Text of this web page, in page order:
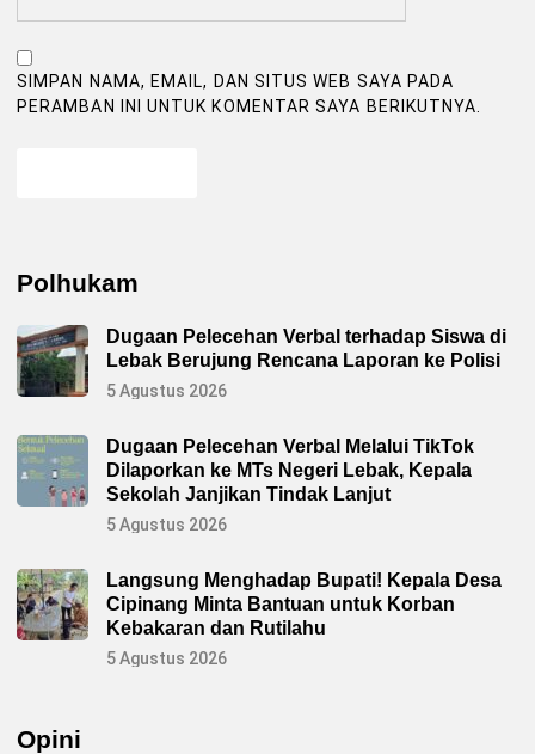
SIMPAN NAMA, EMAIL, DAN SITUS WEB SAYA PADA
PERAMBAN INI UNTUK KOMENTAR SAYA BERIKUTNYA.
Polhukam
Dugaan Pelecehan Verbal terhadap Siswa di
Lebak Berujung Rencana Laporan ke Polisi
5 Agustus 2026
Dugaan Pelecehan Verbal Melalui TikTok
Dilaporkan ke MTs Negeri Lebak, Kepala
Sekolah Janjikan Tindak Lanjut
5 Agustus 2026
Langsung Menghadap Bupati! Kepala Desa
Cipinang Minta Bantuan untuk Korban
Kebakaran dan Rutilahu
5 Agustus 2026
Opini